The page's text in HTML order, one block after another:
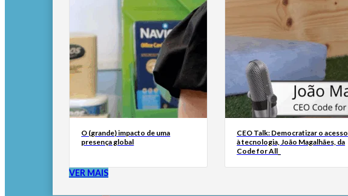
O (grande) impacto de uma
presença global
CEO Talk: Democratizar o acesso
à tecnologia, João Magalhães, da
Code for All_
VER MAIS